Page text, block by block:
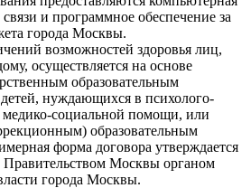
связи и программное обеспечение за
города Москвы.
возможностей здоровья лиц,
осуществляется на основе
образовательным
нуждающихся в психолого-
медико-социальной помощи, или
образовательным
форма договора утверждается
Москвы органом
города Москвы.